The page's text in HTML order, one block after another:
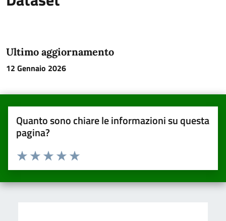
Ultimo aggiornamento
12 Gennaio 2026
Quanto sono chiare le informazioni su questa
pagina?
Valuta da 1 a 5 stelle la pagina
Valuta 5 stelle su 5
Valuta 4 stelle su 5
Valuta 3 stelle su 5
Valuta 2 stelle su 5
Valuta una stella su 5